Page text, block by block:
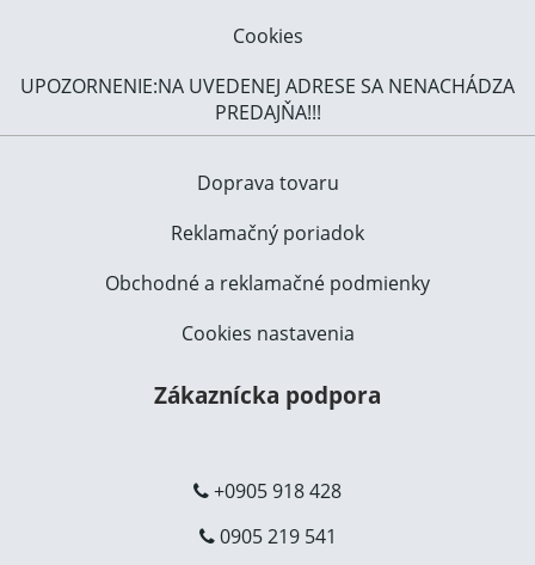
Cookies
UPOZORNENIE:NA UVEDENEJ ADRESE SA NENACHÁDZA
PREDAJŇA!!!
Doprava tovaru
Reklamačný poriadok
Obchodné a reklamačné podmienky
Cookies nastavenia
Zákaznícka podpora
+0905 918 428
0905 219 541